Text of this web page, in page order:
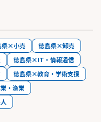
県×小売
徳島県×卸売
徳島県×IT・情報通信
徳島県×教育・学術支援
・漁業